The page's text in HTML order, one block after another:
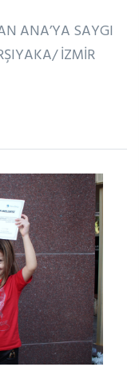
ANA’YA SAYGI
İZMİR